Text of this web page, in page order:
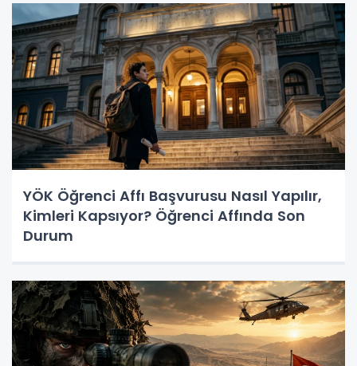
YÖK Öğrenci Affı Başvurusu Nasıl Yapılır,
Kimleri Kapsıyor? Öğrenci Affında Son
Durum